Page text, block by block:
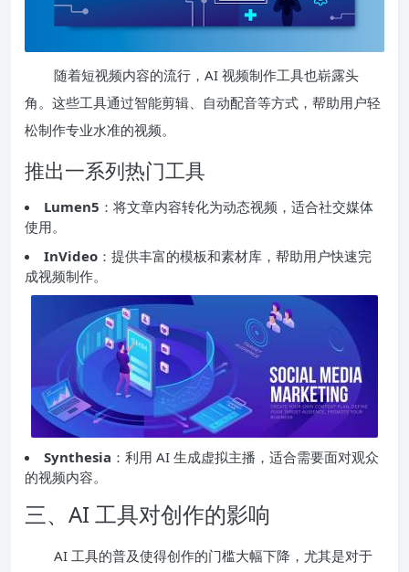
随着短视频内容的流行，AI 视频制作工具也崭露头
角。这些工具通过智能剪辑、自动配音等方式，帮助用户轻
松制作专业水准的视频。
推出一系列热门工具
Lumen5 ：将文章内容转化为动态视频，适合社交媒体
使用。
InVideo ：提供丰富的模板和素材库，帮助用户快速完
成视频制作。
Synthesia ：利用 AI 生成虚拟主播，适合需要面对观众
的视频内容。
三、AI 工具对创作的影响
AI 工具的普及使得创作的门槛大幅下降，尤其是对于